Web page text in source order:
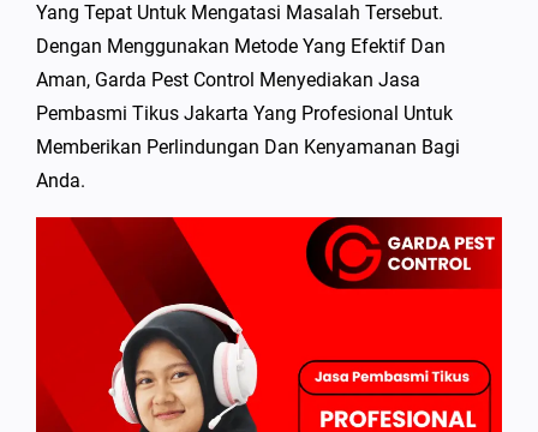
Yang Tepat Untuk Mengatasi Masalah Tersebut.
Dengan Menggunakan Metode Yang Efektif Dan
Aman, Garda Pest Control Menyediakan Jasa
Pembasmi Tikus Jakarta Yang Profesional Untuk
Memberikan Perlindungan Dan Kenyamanan Bagi
Anda.